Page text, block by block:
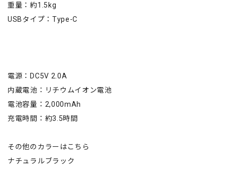
重量：約1.5kg
USBタイプ：Type-C
電源：DC5V 2.0A
内蔵電池：リチウムイオン電池
電池容量：2,000mAh
充電時間：約3.5時間
その他のカラーはこちら
ナチュラルブラック